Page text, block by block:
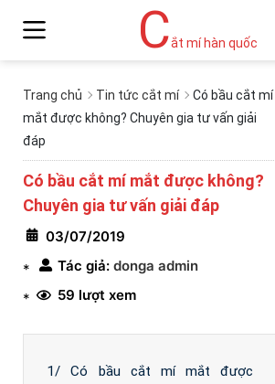
Cắt mí hàn quốc
Trang chủ Tin tức cắt mí
Có bầu cắt mí
mắt được không? Chuyên gia tư vấn giải
đáp
Có bầu cắt mí mắt được không?
Chuyên gia tư vấn giải đáp
03/07/2019
*
Tác giả: donga admin
*
59 lượt xem
1/ Có bầu cắt mí mắt được